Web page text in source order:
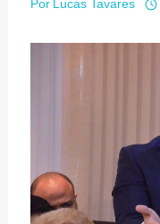
Por Lucas Tavares